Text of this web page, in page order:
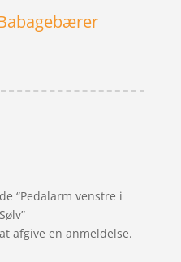
“Pedalarm venstre i
afgive en anmeldelse.